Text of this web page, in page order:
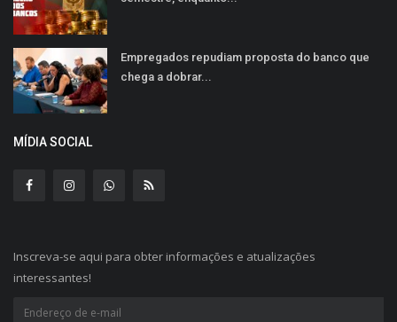
Empregados repudiam proposta do banco que
chega a dobrar...
MÍDIA SOCIAL
Inscreva-se aqui para obter informações e atualizações
interessantes!